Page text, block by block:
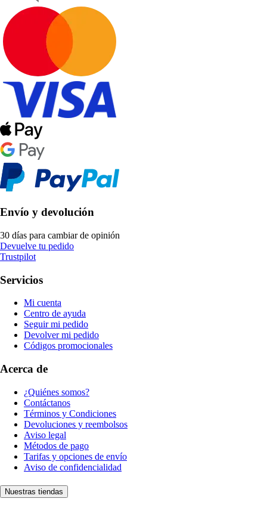
Envío y devolución
30 días para cambiar de opinión
Devuelve tu pedido
Trustpilot
Servicios
Mi cuenta
Centro de ayuda
Seguir mi pedido
Devolver mi pedido
Códigos promocionales
Acerca de
¿Quiénes somos?
Contáctanos
Términos y Condiciones
Devoluciones y reembolsos
Aviso legal
Métodos de pago
Tarifas y opciones de envío
Aviso de confidencialidad
Nuestras tiendas